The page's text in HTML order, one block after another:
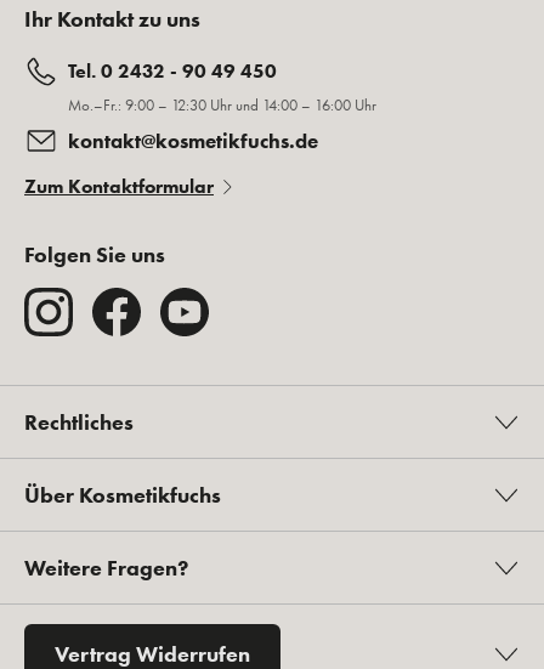
Ihr Kontakt zu uns
Tel. 0 2432 - 90 49 450
Mo.–Fr.: 9:00 – 12:30 Uhr und 14:00 – 16:00 Uhr
kontakt@kosmetikfuchs.de
Zum Kontaktformular
Folgen Sie uns
Rechtliches
Über Kosmetikfuchs
Weitere Fragen?
Vertrag Widerrufen